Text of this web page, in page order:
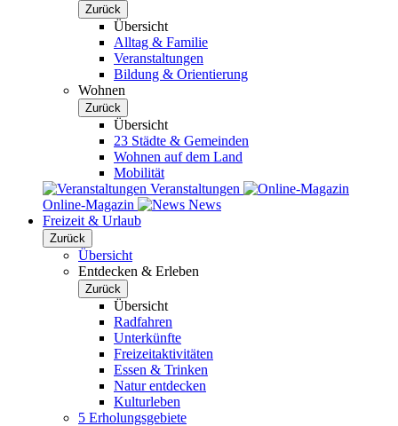
Zurück
Übersicht
Alltag & Familie
Veranstaltungen
Bildung & Orientierung
Wohnen
Zurück
Übersicht
23 Städte & Gemeinden
Wohnen auf dem Land
Mobilität
Veranstaltungen
Online-Magazin
News
Freizeit & Urlaub
Zurück
Übersicht
Entdecken & Erleben
Zurück
Übersicht
Radfahren
Unterkünfte
Freizeitaktivitäten
Essen & Trinken
Natur entdecken
Kulturleben
5 Erholungsgebiete